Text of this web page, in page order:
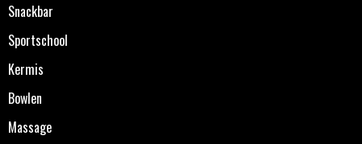
Snackbar
Sportschool
Kermis
Bowlen
Massage